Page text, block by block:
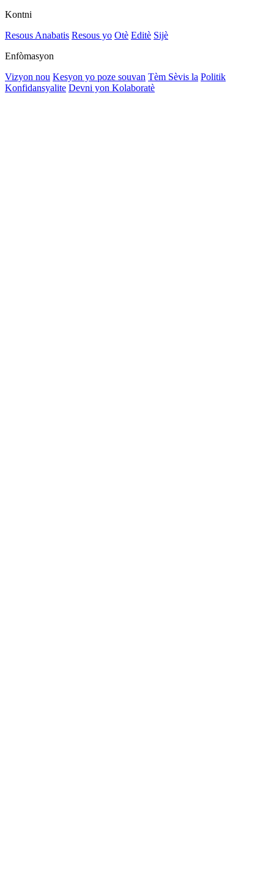
Kontni
Resous Anabatis Resous yo Otè Editè Sijè
Enfòmasyon
Vizyon nou Kesyon yo poze souvan Tèm Sèvis la Politik
Konfidansyalite Devni yon Kolaboratè